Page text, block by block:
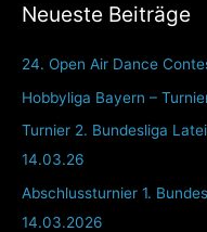
Neueste Beiträge
24. Open Air Dance
Hobbyliga Bayern –
Turnier 2. Bundesliga
14.03.26
Abschlussturnier 1.
14.03.2026